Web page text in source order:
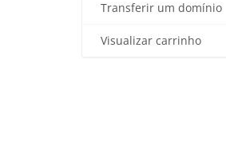
Transferir um domínio
Visualizar carrinho